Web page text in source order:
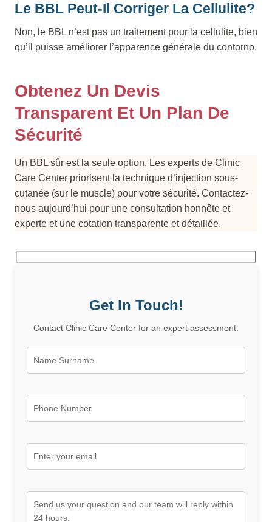
Le BBL Peut-Il Corriger La Cellulite?
Non, le BBL n’est pas un traitement pour la cellulite, bien
qu’il puisse améliorer l’apparence générale du contorno.
Obtenez Un Devis
Transparent Et Un Plan De
Sécurité
Un BBL sûr est la seule option. Les experts de Clinic
Care Center priorisent la technique d’injection sous-
cutanée (sur le muscle) pour votre sécurité. Contactez-
nous aujourd’hui pour une consultation honnête et
experte et une cotation transparente et détaillée.
Get In Touch!
Contact Clinic Care Center for an expert assessment.